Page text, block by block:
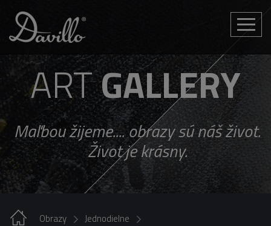
Toggle
ARTGALLERY
Maľbou žijeme.... obrazy sú náš život.
Život je krásny.
Obrazy
Jednodielne